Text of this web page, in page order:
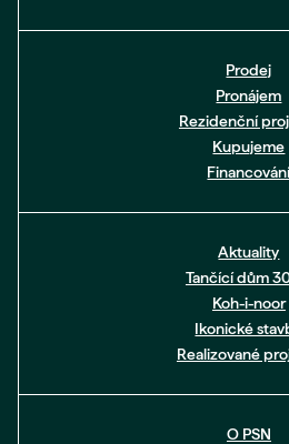
Prodej
Pronájem
Rezidenční
Kupujeme
Aktuality
Tančící dům
Koh-i-noor
Ikonické
Realizované
O PSN